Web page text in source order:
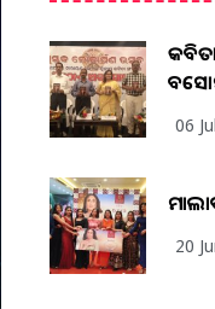
06
20